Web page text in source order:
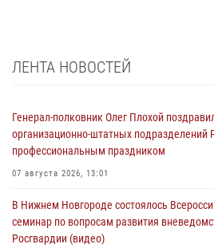
ЛЕНТА НОВОСТЕЙ
Генерал-полковник Олег Плохой
организационно-штатных подразделений
профессиональным праздником
07 августа 2026, 13:01
В Нижнем Новгороде состоялось
семинар по вопросам развития
Росгвардии (видео)